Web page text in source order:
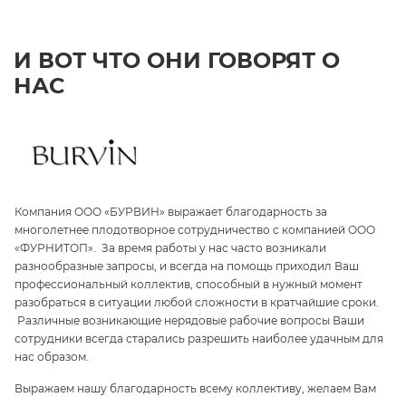
И ВОТ ЧТО ОНИ ГОВОРЯТ О
НАС
Компания ООО «БУРВИН» выражает благодарность за
многолетнее плодотворное сотрудничество с компанией ООО
«ФУРНИТОП». За время работы у нас часто возникали
разнообразные запросы, и всегда на помощь приходил Ваш
профессиональный коллектив, способный в нужный момент
разобраться в ситуации любой сложности в кратчайшие сроки.
Различные возникающие нерядовые рабочие вопросы Ваши
сотрудники всегда старались разрешить наиболее удачным для
нас образом.
Выражаем нашу благодарность всему коллективу, желаем Вам